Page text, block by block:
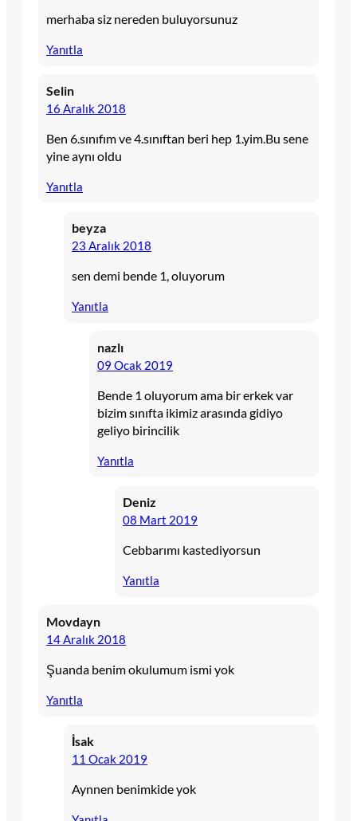
merhaba siz nereden buluyorsunuz
Yanıtla
Selin
16 Aralık 2018
Ben 6.sınıfım ve 4.sınıftan beri hep 1.yim.Bu sene
yine aynı oldu
Yanıtla
beyza
23 Aralık 2018
sen demi bende 1, oluyorum
Yanıtla
nazlı
09 Ocak 2019
Bende 1 oluyorum ama bir erkek var
bizim sınıfta ikimiz arasında gidiyo
geliyo birincilik
Yanıtla
Deniz
08 Mart 2019
Cebbarımı kastediyorsun
Yanıtla
Movdayn
14 Aralık 2018
Şuanda benim okulumum ismi yok
Yanıtla
İsak
11 Ocak 2019
Aynnen benimkide yok